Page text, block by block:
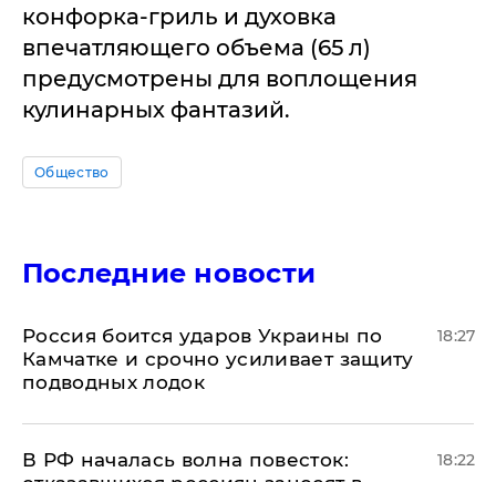
конфорка-гриль и духовка
впечатляющего объема (65 л)
предусмотрены для воплощения
кулинарных фантазий.
Общество
Последние новости
Россия боится ударов Украины по
Камчатке и срочно усиливает защиту
подводных лодок
18:27
​В РФ началась волна повесток:
18:22